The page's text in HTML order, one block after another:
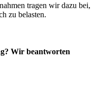
tragen wir dazu bei,
zu belasten.
Wir beantworten